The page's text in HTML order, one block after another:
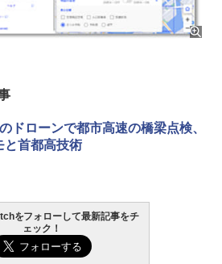
ドローンで都市高速の橋梁点検、
と首都高技術
をフォローして最新記事をチ
ェック！